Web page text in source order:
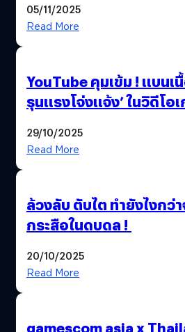
Thailand Game Show
05/11/2025
Read More
YouTube คุมเข้ม ! แบนเ
รุนแรงโจ่งแจ้ง’ ในวิดีโอ
29/10/2025
Read More
ล้วงลับ ตับไต ทำยังไงกว่า
กระสือในดบดล !
20/10/2025
Read More
gamescom asia x